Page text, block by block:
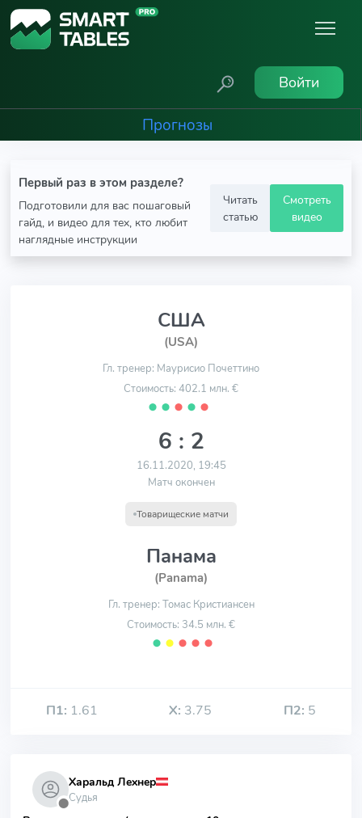
Войти
Прогнозы
Первый раз в этом разделе?
Подготовили для вас пошаговый
гайд, и видео для тех, кто любит
наглядные инструкции
Читать
статью
Смотреть
видео
США
(USA)
Гл. тренер: Маурисио Почеттино
Стоимость: 402.1 млн. €
⬤ ⬤ ⬤ ⬤ ⬤
6 : 2
16.11.2020, 19:45
Матч окончен
Товарищеские матчи
Панама
(Panama)
Гл. тренер: Томас Кристиансен
Стоимость: 34.5 млн. €
⬤ ⬤ ⬤ ⬤ ⬤
П1: 1.61 Х: 3.75 П2: 5
⬤
Харальд Лехнер
Судья